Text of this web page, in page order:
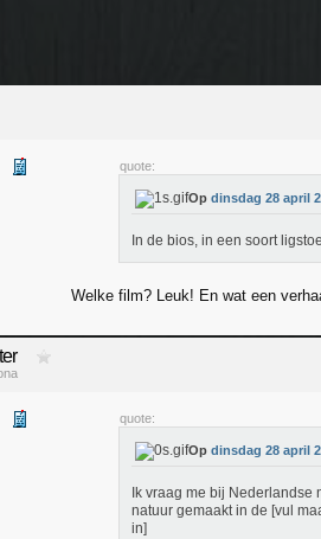
quote:
Op dinsdag 28 april
In de bios, in een soort
Welke film? Leuk! En wat een
quote:
Op dinsdag 28 april
Ik vraag me bij
natuur gemaakt in de [vul
in]